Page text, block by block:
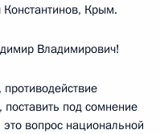
Крым.
Владимирович!
под сомнение
вопрос национальной